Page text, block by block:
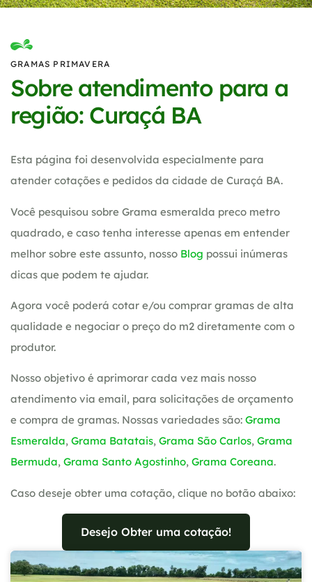
GRAMAS PRIMAVERA
Sobre atendimento para a
região: Curaçá BA
Esta página foi desenvolvida especialmente para
atender cotações e pedidos da cidade de Curaçá BA.
Você pesquisou sobre Grama esmeralda preco metro
quadrado, e caso tenha interesse apenas em entender
melhor sobre este assunto, nosso Blog possui inúmeras
dicas que podem te ajudar.
Agora você poderá cotar e/ou comprar gramas de alta
qualidade e negociar o preço do m2 diretamente com o
produtor.
Nosso objetivo é aprimorar cada vez mais nosso
atendimento via email, para solicitações de orçamento
e compra de gramas. Nossas variedades são: Grama
Esmeralda, Grama Batatais, Grama São Carlos, Grama
Bermuda, Grama Santo Agostinho, Grama Coreana.
Caso deseje obter uma cotação, clique no botão abaixo:
Desejo Obter uma cotação!